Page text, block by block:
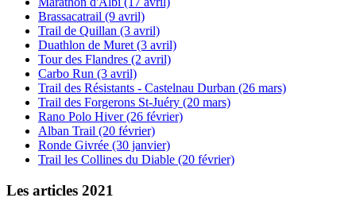
Brassacatrail (9 avril)
Trail de Quillan (3 avril)
Duathlon de Muret (3 avril)
Tour des Flandres (2 avril)
Carbo Run (3 avril)
Trail des Résistants - Castelnau Durban (26 mars)
Trail des Forgerons St-Juéry (20 mars)
Rano Polo Hiver (26 février)
Alban Trail (20 février)
Ronde Givrée (30 janvier)
Trail les Collines du Diable (20 février)
Les articles 2021